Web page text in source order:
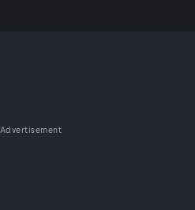
Advertisement